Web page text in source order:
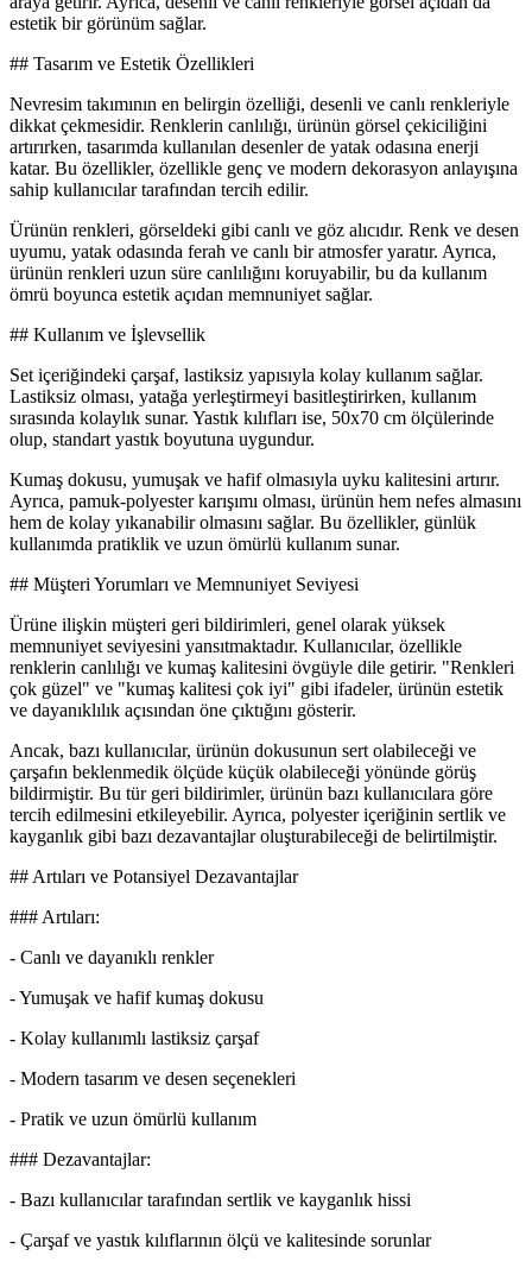
estetik bir görünüm sağlar.
## Tasarım ve Estetik Özellikleri
Nevresim takımının en belirgin özelliği, desenli ve canlı renkleriyle
dikkat çekmesidir. Renklerin canlılığı, ürünün görsel çekiciliğini
artırırken, tasarımda kullanılan desenler de yatak odasına enerji
katar. Bu özellikler, özellikle genç ve modern dekorasyon anlayışına
sahip kullanıcılar tarafından tercih edilir.
Ürünün renkleri, görseldeki gibi canlı ve göz alıcıdır. Renk ve desen
uyumu, yatak odasında ferah ve canlı bir atmosfer yaratır. Ayrıca,
ürünün renkleri uzun süre canlılığını koruyabilir, bu da kullanım
ömrü boyunca estetik açıdan memnuniyet sağlar.
## Kullanım ve İşlevsellik
Set içeriğindeki çarşaf, lastiksiz yapısıyla kolay kullanım sağlar.
Lastiksiz olması, yatağa yerleştirmeyi basitleştirirken, kullanım
sırasında kolaylık sunar. Yastık kılıfları ise, 50x70 cm ölçülerinde
olup, standart yastık boyutuna uygundur.
Kumaş dokusu, yumuşak ve hafif olmasıyla uyku kalitesini artırır.
Ayrıca, pamuk-polyester karışımı olması, ürünün hem nefes almasını
hem de kolay yıkanabilir olmasını sağlar. Bu özellikler, günlük
kullanımda pratiklik ve uzun ömürlü kullanım sunar.
## Müşteri Yorumları ve Memnuniyet Seviyesi
Ürüne ilişkin müşteri geri bildirimleri, genel olarak yüksek
memnuniyet seviyesini yansıtmaktadır. Kullanıcılar, özellikle
renklerin canlılığı ve kumaş kalitesini övgüyle dile getirir. "Renkleri
çok güzel" ve "kumaş kalitesi çok iyi" gibi ifadeler, ürünün estetik
ve dayanıklılık açısından öne çıktığını gösterir.
Ancak, bazı kullanıcılar, ürünün dokusunun sert olabileceği ve
çarşafın beklenmedik ölçüde küçük olabileceği yönünde görüş
bildirmiştir. Bu tür geri bildirimler, ürünün bazı kullanıcılara göre
tercih edilmesini etkileyebilir. Ayrıca, polyester içeriğinin sertlik ve
kayganlık gibi bazı dezavantajlar oluşturabileceği de belirtilmiştir.
## Artıları ve Potansiyel Dezavantajlar
### Artıları:
- Canlı ve dayanıklı renkler
- Yumuşak ve hafif kumaş dokusu
- Kolay kullanımlı lastiksiz çarşaf
- Modern tasarım ve desen seçenekleri
- Pratik ve uzun ömürlü kullanım
### Dezavantajlar:
- Bazı kullanıcılar tarafından sertlik ve kayganlık hissi
- Çarşaf ve yastık kılıflarının ölçü ve kalitesinde sorunlar